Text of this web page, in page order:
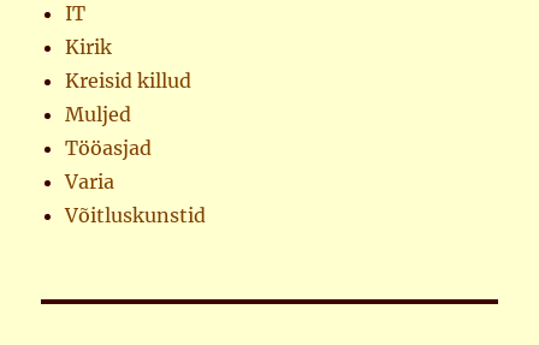
IT
Kirik
Kreisid killud
Muljed
Tööasjad
Varia
Võitluskunstid